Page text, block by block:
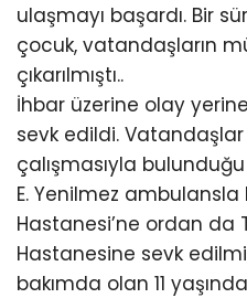
ulaşmayı başardı. Bir
çocuk, vatandaşların
çıkarılmıştı..
İhbar üzerine olay
sevk edildi.
çalışmasıyla
E. Yenilmez ambulansla
Hastanesi’ne ordan da
Hastanesine sevk
bakımda olan 11